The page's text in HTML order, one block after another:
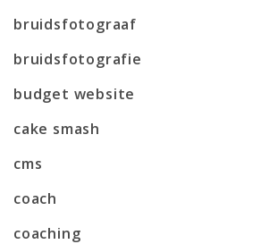
bruidsfotograaf
bruidsfotografie
budget website
cake smash
cms
coach
coaching